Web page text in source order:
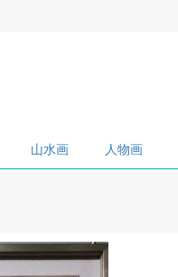
山水画 人物画